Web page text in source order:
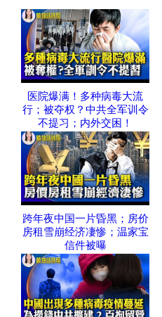
医院爆满！多种病毒大流
行；被夺权？中共全军训令
不提习；内外交困！
跨年夜中国一片昏黑；房价
房租雪崩经济凄惨；温家宝
信件被曝